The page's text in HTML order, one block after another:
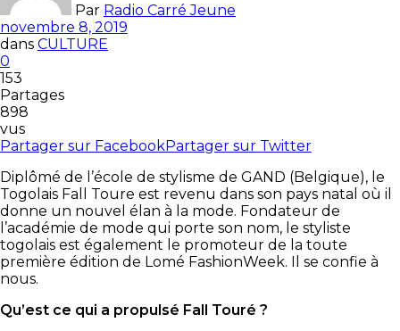
Par Radio Carré Jeune
novembre 8, 2019
dans CULTURE
0
153
Partages
898
vus
Partager sur FacebookPartager sur Twitter
Diplômé de l’école de stylisme de GAND (Belgique), le
Togolais Fall Toure est revenu dans son pays natal où il
donne un nouvel élan à la mode. Fondateur de
l’académie de mode qui porte son nom, le styliste
togolais est également le promoteur de la toute
première édition de Lomé FashionWeek. Il se confie à
nous.
Qu’est ce qui a propulsé Fall Touré ?